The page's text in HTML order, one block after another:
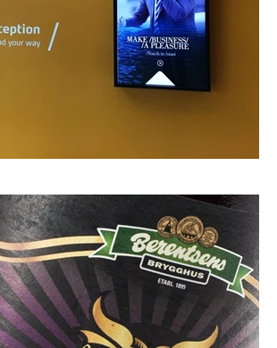
Berentsens Brygghus